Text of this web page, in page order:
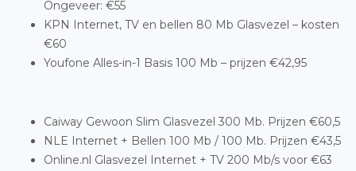
Ongeveer: €55
KPN Internet, TV en bellen 80 Mb Glasvezel – kosten
€60
Youfone Alles-in-1 Basis 100 Mb – prijzen €42,95
Caiway Gewoon Slim Glasvezel 300 Mb. Prijzen €60,5
NLE Internet + Bellen 100 Mb / 100 Mb. Prijzen €43,5
Online.nl Glasvezel Internet + TV 200 Mb/s voor €63